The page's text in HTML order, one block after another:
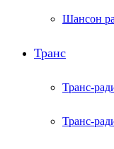
Шансон
Транс
Транс-
Транс-